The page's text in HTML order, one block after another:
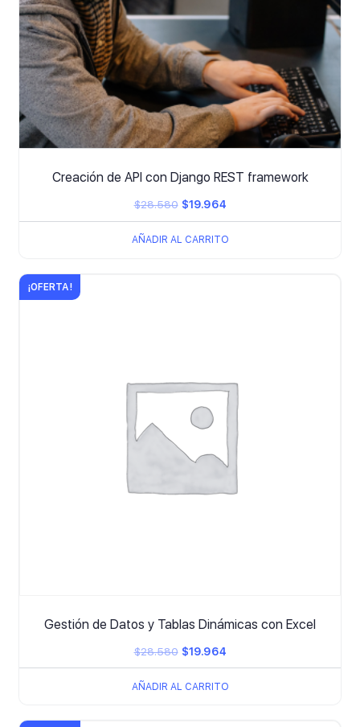
Creación de API con Django REST framework
$28.580 El
precio
original
$19.964El
precio
actual
AÑADIR AL CARRITO
¡OFERTA!
Gestión de Datos y Tablas Dinámicas con Excel
$28.580 El
precio
original
$19.964El
precio
actual
AÑADIR AL CARRITO